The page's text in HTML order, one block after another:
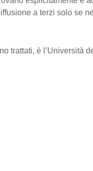
a terzi solo se
trattati, è l’Università